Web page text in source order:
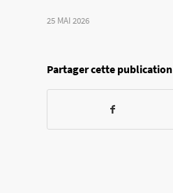
25 MAI 2026
Partager cette publication